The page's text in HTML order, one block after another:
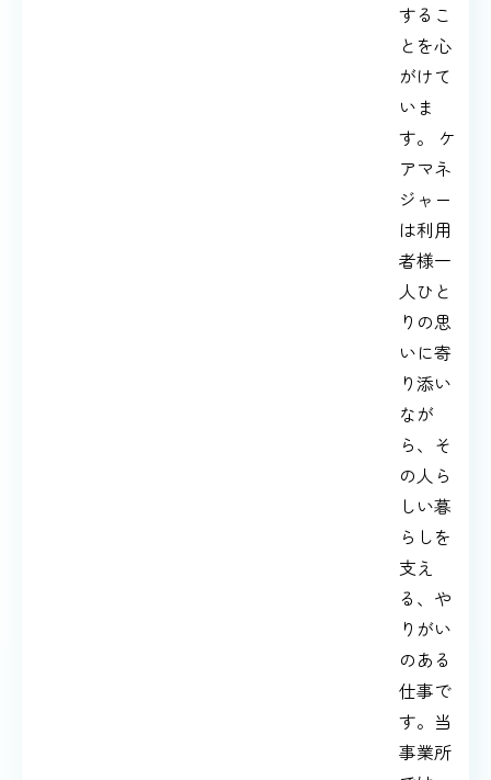
するこ
とを心
がけて
いま
す。 ケ
アマネ
ジャー
は利用
者様一
人ひと
りの思
いに寄
り添い
なが
ら、そ
の人ら
しい暮
らしを
支え
る、や
りがい
のある
仕事で
す。当
事業所